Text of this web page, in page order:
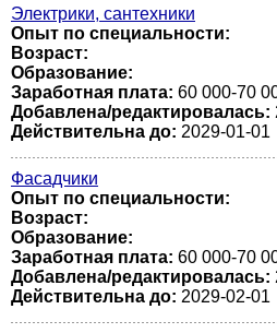
Электрики, сантехники
Опыт по специальности:
Возраст:
Образование:
Заработная плата: 60 000-70
Добавлена/редактировалась:
Действительна до: 2029-01-01
Фасадчики
Опыт по специальности:
Возраст:
Образование:
Заработная плата: 60 000-70
Добавлена/редактировалась:
Действительна до: 2029-02-01